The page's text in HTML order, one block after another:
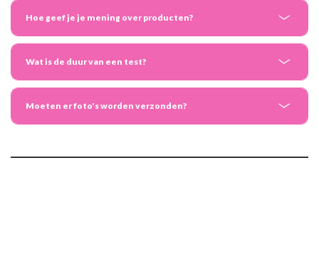
Hoe geef je je mening over producten?
Wat is de duur van een test?
Moeten er foto's worden verzonden?